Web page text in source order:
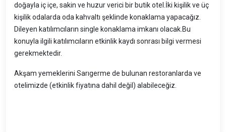
doğayla iç içe, sakin ve huzur verici bir butik otel.İki kişilik ve üç
kişilik odalarda oda kahvaltı şeklinde konaklama yapacağız.
Dileyen katılımcıların single konaklama imkanı olacak.Bu
konuyla ilgili katılımcıların etkinlik kaydı sonrası bilgi vermesi
gerekmektedir.
Akşam yemeklerini Sarıgerme de bulunan restoranlarda ve
otelimizde (etkinlik fiyatına dahil değil) alabileceğiz.